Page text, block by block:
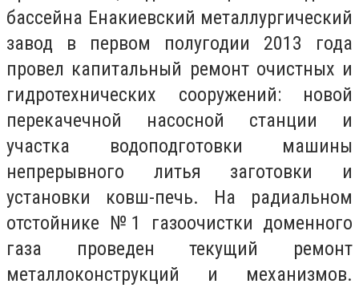
бассейна Енакиевский металлургический
завод в первом полугодии 2013 года
провел капитальный ремонт очистных и
гидротехнических сооружений: новой
перекачечной насосной станции и
участка водоподготовки машины
непрерывного литья заготовки и
установки ковш-печь. На радиальном
отстойнике №1 газоочистки доменного
газа проведен текущий ремонт
металлоконструкций и механизмов.